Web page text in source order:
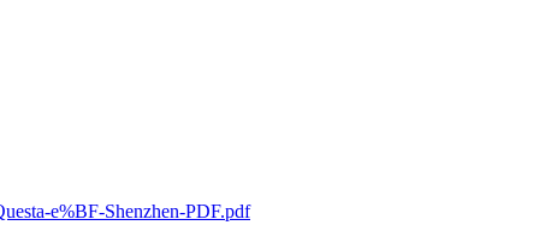
e%BF-Shenzhen-PDF.pdf